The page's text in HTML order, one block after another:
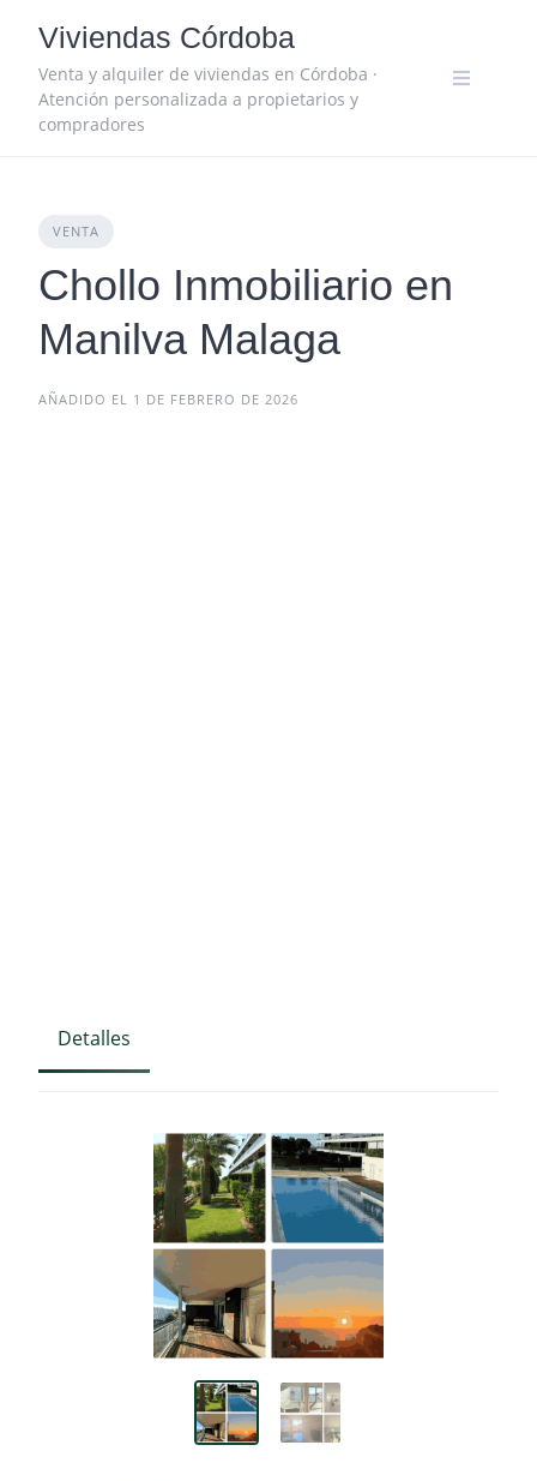
content
Viviendas Córdoba
Venta y alquiler de viviendas en Córdoba ·
Atención personalizada a propietarios y
compradores
VENTA
Chollo Inmobiliario en
Manilva Malaga
AÑADIDO EL 1 DE FEBRERO DE 2026
Detalles